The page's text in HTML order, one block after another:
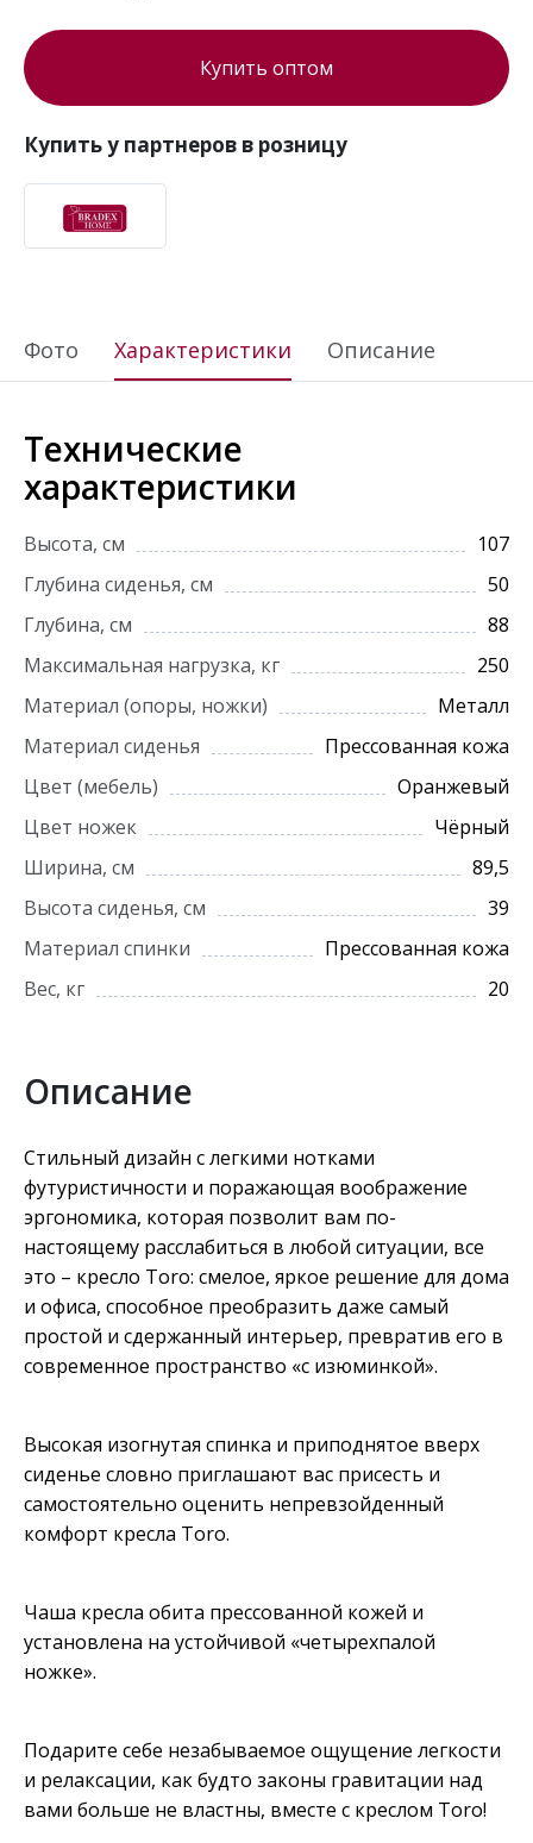
Купить оптом
Купить у партнеров в розницу
Фото Характеристики Описание
Технические
характеристики
Высота, см
107
Глубина сиденья, см
50
Глубина, см
88
Максимальная нагрузка, кг
250
Материал (опоры, ножки)
Металл
Материал сиденья
Прессованная кожа
Цвет (мебель)
Оранжевый
Цвет ножек
Чёрный
Ширина, см
89,5
Высота сиденья, см
39
Материал спинки
Прессованная кожа
Вес, кг
20
Описание
Стильный дизайн с легкими нотками
футуристичности и поражающая воображение
эргономика, которая позволит вам по-
настоящему расслабиться в любой ситуации, все
это – кресло Toro: смелое, яркое решение для дома
и офиса, способное преобразить даже самый
простой и сдержанный интерьер, превратив его в
современное пространство «с изюминкой».
Высокая изогнутая спинка и приподнятое вверх
сиденье словно приглашают вас присесть и
самостоятельно оценить непревзойденный
комфорт кресла Toro.
Чаша кресла обита прессованной кожей и
установлена на устойчивой «четырехпалой
ножке».
Подарите себе незабываемое ощущение легкости
и релаксации, как будто законы гравитации над
вами больше не властны, вместе с креслом Toro!